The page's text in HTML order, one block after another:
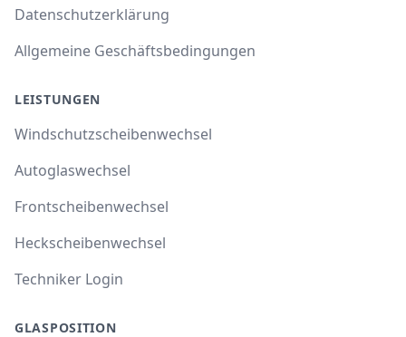
Datenschutzerklärung
Allgemeine Geschäftsbedingungen
LEISTUNGEN
Windschutzscheibenwechsel
Autoglaswechsel
Frontscheibenwechsel
Heckscheibenwechsel
Techniker Login
GLASPOSITION